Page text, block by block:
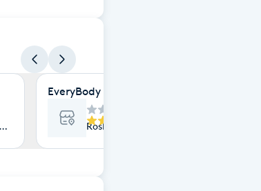
EveryBody Laser & SPA
Roslagsgatan 40 A, Stockholm